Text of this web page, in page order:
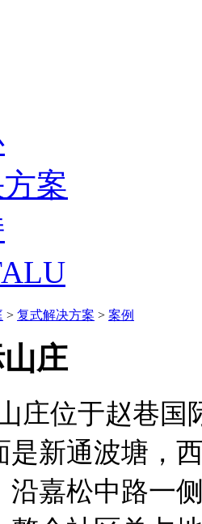
案
> 复式解决方案 > 案例
庄
庄位于赵巷
是新通波塘，
沿嘉松中路一